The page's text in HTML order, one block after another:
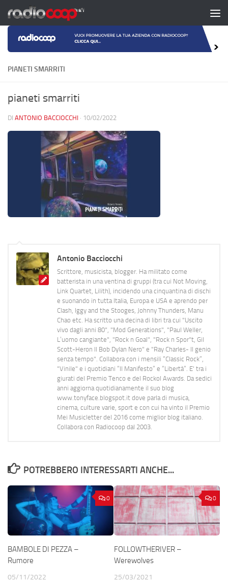
Salta al contenuto
PIANETI SMARRITI
pianeti smarriti
DI ANTONIO BACCIOCCHI · 10/02/2022
Antonio Bacciocchi
Scrittore, musicista, blogger. Ha militato come
batterista in una ventina di gruppi (tra cui Not Moving,
Link Quartet, Lilith), incidendo una cinquantina di dischi
e suonando in tutta Italia, Europa e USA e aprendo per
Clash, Iggy and the Stooges, Johnny Thunders, Manu
Chao etc. Ha scritto una decina di libri tra cui "Uscito
vivo dagli anni 80", "Mod Generations", "Paul Weller,
L’uomo cangiante", "Rock n Goal", "Rock n Spor"t, Gil
Scott-Heron Il Bob Dylan Nero" e "Ray Charles- Il genio
senza tempo". Collabora con i mensili “Classic Rock”,
"Vinile" e i quotidiani “Il Manifesto” e “Libertà”. E' tra i
giurati del Premio Tenco e del Rockol Awards. Da sedici
anni aggiorna quotidianamente il suo blog
www.tonyface.blogspot.it dove parla di musica,
cinema, culture varie, sport e con cui ha vinto il Premio
Mei Musicletter del 2016 come miglior blog italiano.
Collabora con Radiocoop dal 2003.
POTREBBERO INTERESSARTI ANCHE...
0
BAMBOLE DI PEZZA –
Rumore
05/11/2022
0
FOLLOWTHERIVER –
Werewolves
25/03/2021